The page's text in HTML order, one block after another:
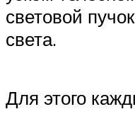
световой
света.
Для этого